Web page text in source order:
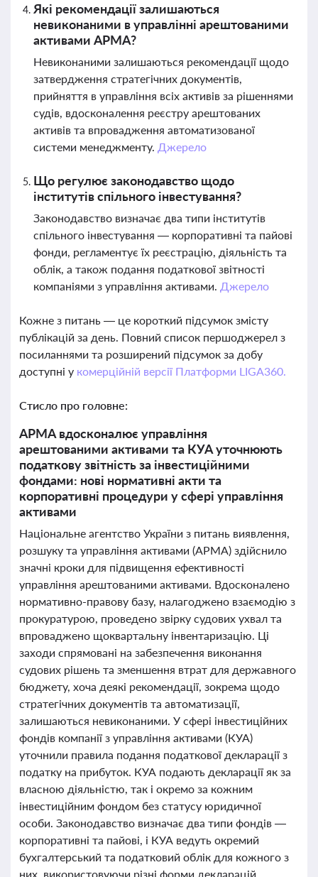
Які рекомендації залишаються
невиконаними в управлінні арештованими
активами АРМА?
Невиконаними залишаються рекомендації щодо
затвердження стратегічних документів,
прийняття в управління всіх активів за рішеннями
судів, вдосконалення реєстру арештованих
активів та впровадження автоматизованої
системи менеджменту. Джерело
Що регулює законодавство щодо
інститутів спільного інвестування?
Законодавство визначає два типи інститутів
спільного інвестування — корпоративні та пайові
фонди, регламентує їх реєстрацію, діяльність та
облік, а також подання податкової звітності
компаніями з управління активами. Джерело
Кожне з питань — це короткий підсумок змісту
публікацій за день. Повний список першоджерел з
посиланнями та розширений підсумок за добу
доступні у комерційній версії Платформи LIGA360.
Стисло про головне:
АРМА вдосконалює управління
арештованими активами та КУА уточнюють
податкову звітність за інвестиційними
фондами: нові нормативні акти та
корпоративні процедури у сфері управління
активами
Національне агентство України з питань виявлення,
розшуку та управління активами (АРМА) здійснило
значні кроки для підвищення ефективності
управління арештованими активами. Вдосконалено
нормативно-правову базу, налагоджено взаємодію з
прокуратурою, проведено звірку судових ухвал та
впроваджено щоквартальну інвентаризацію. Ці
заходи спрямовані на забезпечення виконання
судових рішень та зменшення втрат для державного
бюджету, хоча деякі рекомендації, зокрема щодо
стратегічних документів та автоматизації,
залишаються невиконаними. У сфері інвестиційних
фондів компанії з управління активами (КУА)
уточнили правила подання податкової декларації з
податку на прибуток. КУА подають декларації як за
власною діяльністю, так і окремо за кожним
інвестиційним фондом без статусу юридичної
особи. Законодавство визначає два типи фондів —
корпоративні та пайові, і КУА ведуть окремий
бухгалтерський та податковий облік для кожного з
них, використовуючи різні форми декларацій.